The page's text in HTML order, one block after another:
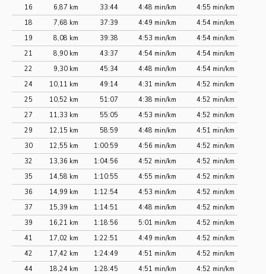
16
6,87 km 33:44 4:48 min/km
4:55 min/km
18
7,68 km 37:39 4:49 min/km
4:54 min/km
19
8,08 km 39:38 4:53 min/km
4:54 min/km
21
8,90 km 43:37 4:54 min/km
4:54 min/km
22
9,30 km 45:34 4:48 min/km
4:54 min/km
24
10,11 km 49:14 4:31 min/km
4:52 min/km
25
10,52 km 51:07 4:38 min/km
4:52 min/km
27
11,33 km 55:05 4:53 min/km
4:52 min/km
29
12,15 km 58:59 4:48 min/km
4:51 min/km
30
12,55 km 1:00:59 4:56 min/km
4:52 min/km
32
13,36 km 1:04:56 4:52 min/km
4:52 min/km
35
14,58 km 1:10:55 4:55 min/km
4:52 min/km
36
14,99 km 1:12:54 4:53 min/km
4:52 min/km
37
15,39 km 1:14:51 4:48 min/km
4:52 min/km
39
16,21 km 1:18:56 5:01 min/km
4:52 min/km
41
17,02 km 1:22:51 4:49 min/km
4:52 min/km
42
17,42 km 1:24:49 4:51 min/km
4:52 min/km
44
18,24 km 1:28:45 4:51 min/km
4:52 min/km